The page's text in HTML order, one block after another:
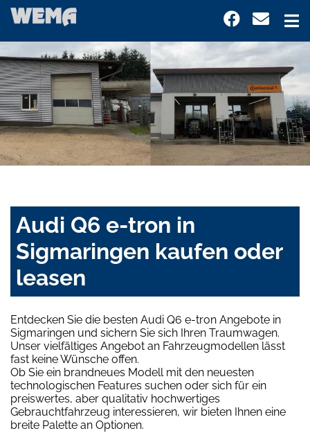
Audi Q6 e-tron in
Sigmaringen kaufen oder
leasen
Entdecken Sie die besten Audi Q6 e-tron Angebote in
Sigmaringen und sichern Sie sich Ihren Traumwagen.
Unser vielfältiges Angebot an Fahrzeugmodellen lässt
fast keine Wünsche offen.
Ob Sie ein brandneues Modell mit den neuesten
technologischen Features suchen oder sich für ein
preiswertes, aber qualitativ hochwertiges
Gebrauchtfahrzeug interessieren, wir bieten Ihnen eine
breite Palette an Optionen.